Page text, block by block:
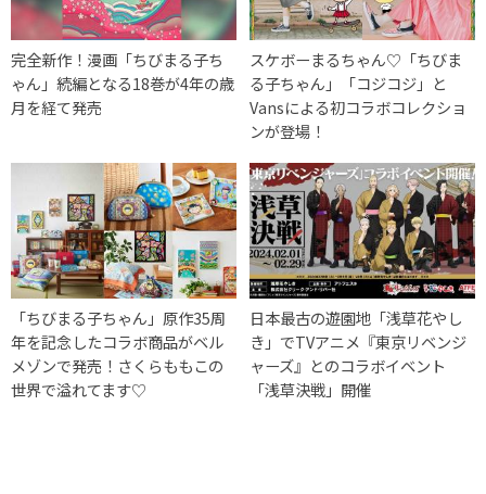
完全新作！漫画「ちびまる子ち
ゃん」続編となる18巻が4年の歳
月を経て発売
スケボーまるちゃん♡「ちびま
る子ちゃん」「コジコジ」と
Vansによる初コラボコレクショ
ンが登場！
「ちびまる子ちゃん」原作35周
年を記念したコラボ商品がベル
メゾンで発売！さくらももこの
世界で溢れてます♡
日本最古の遊園地「浅草花やし
き」でTVアニメ『東京リベンジ
ャーズ』とのコラボイベント
「浅草決戦」開催